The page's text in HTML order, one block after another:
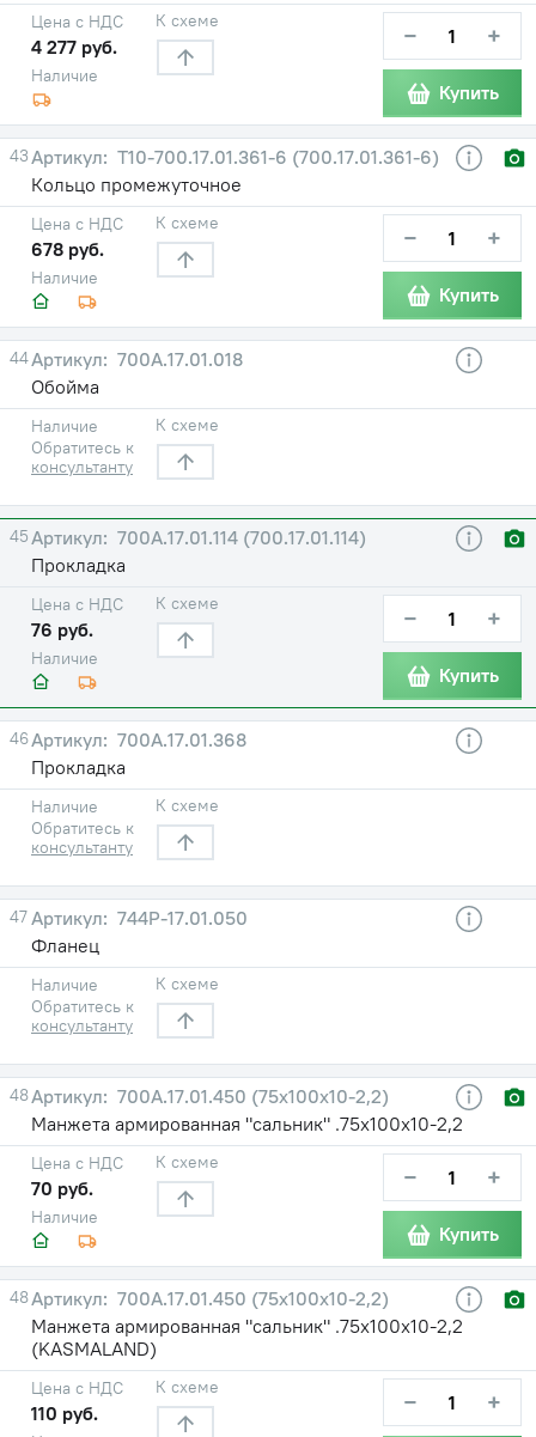
Наличие
Цена с НДС
4 277 руб.
К схеме − +
Купить
43
Т10-700.17.01.361-6 (700.17.01.361-6)
Кольцо промежуточное
Наличие
Цена с НДС
678 руб.
К схеме − +
Купить
44
700А.17.01.018
Обойма
Наличие
Обратитесь к
консультанту
К схеме
45
700А.17.01.114 (700.17.01.114)
Прокладка
Наличие
Цена с НДС
76 руб.
К схеме − +
Купить
46
700А.17.01.368
Прокладка
Наличие
Обратитесь к
консультанту
К схеме
47
744Р-17.01.050
Фланец
Наличие
Обратитесь к
консультанту
К схеме
48
700А.17.01.450 (75х100х10-2,2)
Манжета армированная "сальник" .75х100х10-2,2
Наличие
Цена с НДС
70 руб.
К схеме − +
Купить
48
700А.17.01.450 (75х100х10-2,2)
Манжета армированная "сальник" .75х100х10-2,2
(KASMALAND)
Цена с НДС
110 руб.
К схеме − +